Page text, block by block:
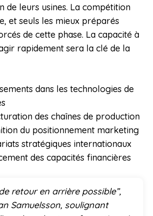
de leurs usines. La compétition
et seuls les mieux préparés
de cette phase. La capacité à
rapidement sera la clé de la
dans les technologies de
des chaînes de production
du positionnement marketing
stratégiques internationaux
des capacités financières
retour en arrière possible”,
Samuelsson, soulignant